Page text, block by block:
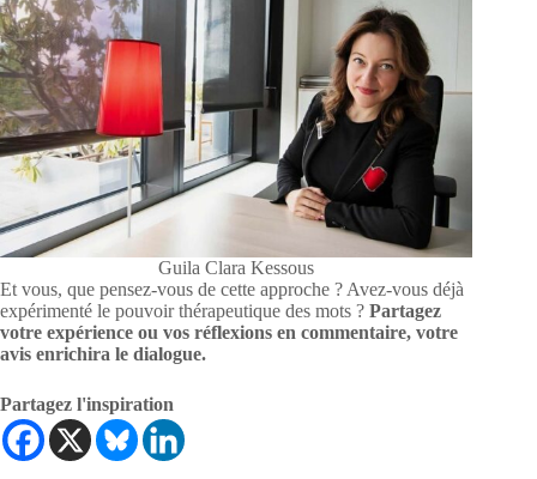
Guila Clara Kessous
Et vous, que pensez-vous de cette approche ? Avez-vous déjà
expérimenté le pouvoir thérapeutique des mots ? Partagez
votre expérience ou vos réflexions en commentaire, votre
avis enrichira le dialogue.
Partagez l'inspiration